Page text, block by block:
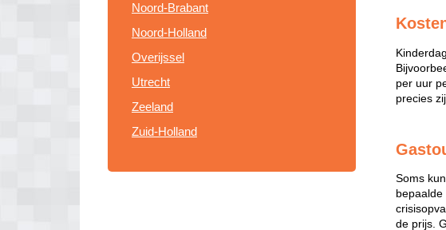
Noord-Brabant
Noord-Holland
Overijssel
Utrecht
Zeeland
Zuid-Holland
per uur
precies
Soms
de prijs.